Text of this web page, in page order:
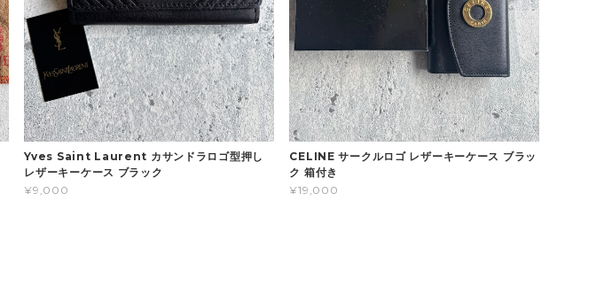
Yves Saint Laurent カサンドラロゴ型押し
レザーキーケース ブラック
¥9,000
CELINE サークルロゴ レザーキーケース ブラッ
ク 箱付き
¥19,000